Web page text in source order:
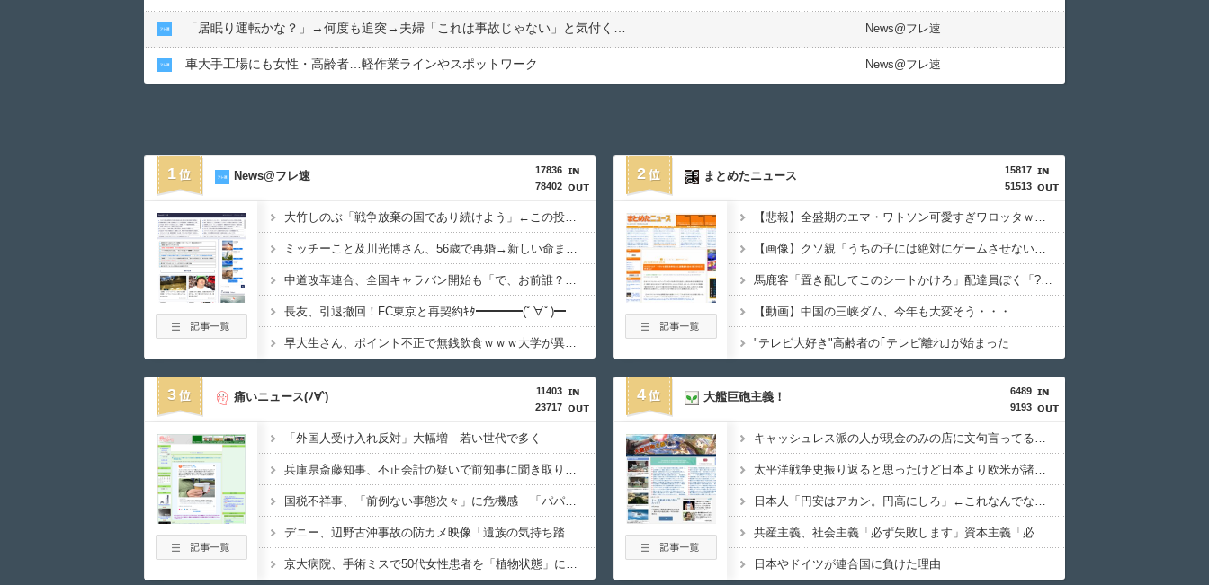
「居眠り運転かな？」→何度も追突→夫婦「これは事故じゃない」と気付く… News@フレ速
車大手工場にも女性・高齢者…軽作業ラインやスポットワーク News@フレ速
1
17836
78402
News@フレ速
大竹しのぶ「戦争放棄の国であり続けよう」←この投稿が話題に
ミッチーこと及川光博さん、56歳で再婚→新しい命まで授かるｗｗｗｗｗ
中道改革連合、全国キャラバン開始も「で、お前誰？」状態ｗｗｗｗｗ
長友、引退撤回！FC東京と再契約ｷﾀ━━━━(ﾟ∀ﾟ)━━━━!!
早大生さん、ポイント不正で無銭飲食ｗｗｗ大学が異例の警告へ
2
15817
51513
まとめたニュース
【悲報】全盛期のエマ・ワトソン可愛すぎワロッタｗｗｗｗｗｗｗｗｗ
【画像】クソ親「うちの子には絶対にゲームさせないしテレビも見させない！！！！！」
馬鹿客「置き配してこのシートかけろ」配達員ぼく「????」
【動画】中国の三峡ダム、今年も大変そう・・・
"テレビ大好き"高齢者の｢テレビ離れ｣が始まった
3
11403
23717
痛いニュース(ﾉ∀`)
「外国人受け入れ反対」大幅増 若い世代で多く
兵庫県斎藤知事、不正会計の疑いで前知事に聞き取り調査へ
国税不祥事、「前例ない事態次々」に危機感 「パパ活」、情報漏えいも
デニー、辺野古沖事故の防カメ映像「遺族の気持ち踏まえたものかくみ取り切れず」
京大病院、手術ミスで50代女性患者を「植物状態」に 脳腫瘍摘出手術で腫瘍の無い部位を摘出してしまう
4
6489
9193
大艦巨砲主義！
キャッシュレス派の人が現金のみの店に文句言ってるのってどう思う？
太平洋戦争史振り返ると思ったけど日本より欧米が諸悪の根源やん
日本人「円安はアカン。円高にしろ」←これなんでなんや
共産主義、社会主義「必ず失敗します」資本主義「必ず少子化します」
日本やドイツが連合国に負けた理由